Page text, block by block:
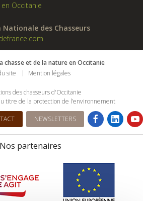
Occitanie
Nationale des Chasseurs
chasse et de la nature en Occitanie
site
Mention légales
des chasseurs d'Occitanie
titre de la protection de l’environnement
NEWSLETTERS
Nos partenaires